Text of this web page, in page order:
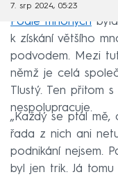
7. srp 2024, 05:23
Podle mnohých
k získání většího
podvodem. Mezi
němž je celá
Tlustý. Ten přitom
nespolupracuje.
„Každý se ptal mě,
řada z nich ani
podnikání nejsem.
byl jen trik. Já